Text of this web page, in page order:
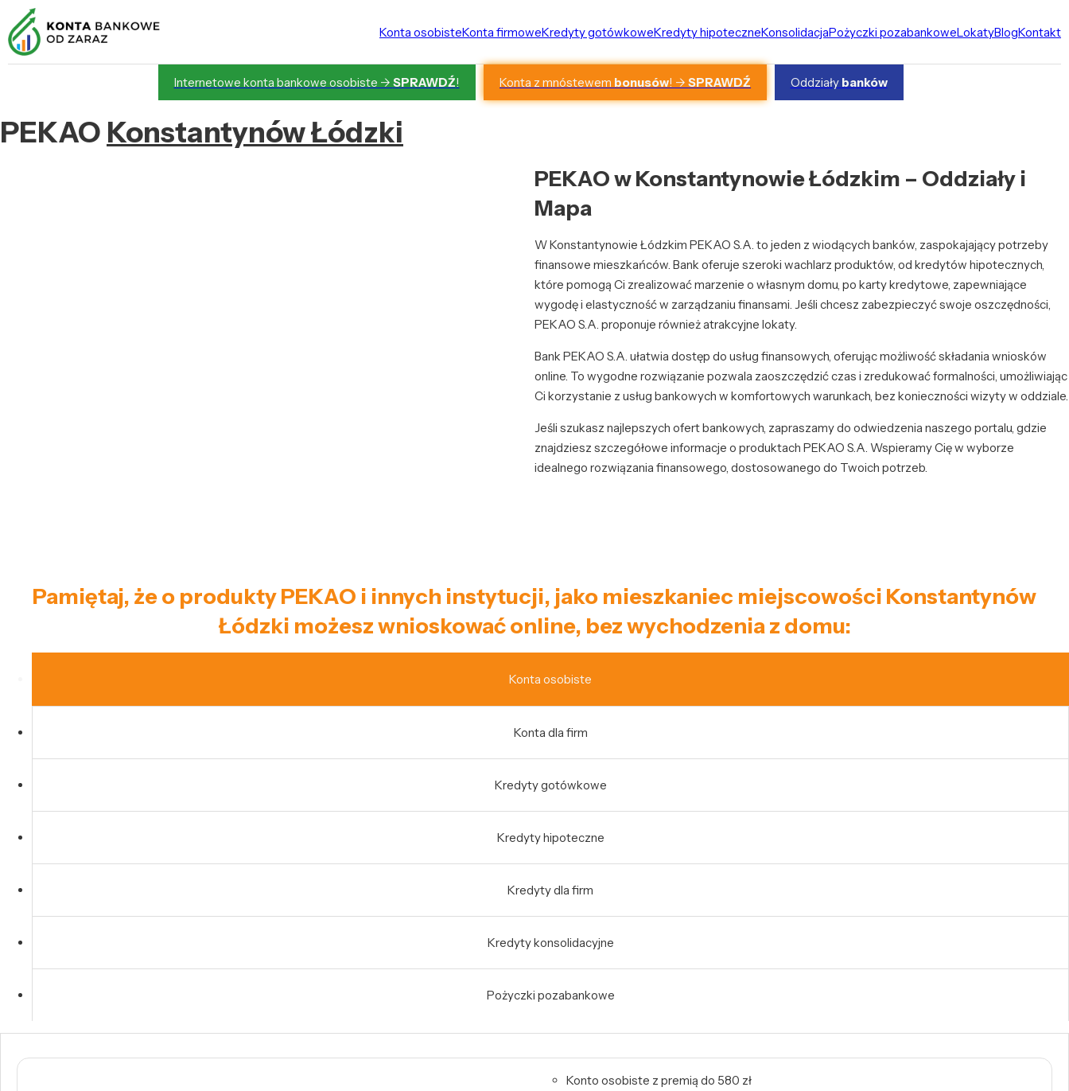
Konta osobisteKonta firmoweKredyty gotówkoweKredyty hipoteczneKonsolidacjaPożyczki pozabankoweLokatyBlogKontakt
Internetowe konta bankowe osobiste -> SPRAWDŹ! Konta z mnóstewem bonusów! ->SPRAWDŹ Oddziały banków
PEKAO Konstantynów Łódzki
PEKAO w Konstantynowie Łódzkim – Oddziały i
Mapa
W Konstantynowie Łódzkim PEKAO S.A. to jeden z wiodących banków, zaspokajający potrzeby
finansowe mieszkańców. Bank oferuje szeroki wachlarz produktów, od kredytów hipotecznych,
które pomogą Ci zrealizować marzenie o własnym domu, po karty kredytowe, zapewniające
wygodę i elastyczność w zarządzaniu finansami. Jeśli chcesz zabezpieczyć swoje oszczędności,
PEKAO S.A. proponuje również atrakcyjne lokaty.
Bank PEKAO S.A. ułatwia dostęp do usług finansowych, oferując możliwość składania wniosków
online. To wygodne rozwiązanie pozwala zaoszczędzić czas i zredukować formalności, umożliwiając
Ci korzystanie z usług bankowych w komfortowych warunkach, bez konieczności wizyty w oddziale.
Jeśli szukasz najlepszych ofert bankowych, zapraszamy do odwiedzenia naszego portalu, gdzie
znajdziesz szczegółowe informacje o produktach PEKAO S.A. Wspieramy Cię w wyborze
idealnego rozwiązania finansowego, dostosowanego do Twoich potrzeb.
Pamiętaj, że o produkty PEKAO i innych instytucji, jako mieszkaniec miejscowości Konstantynów
Łódzki możesz wnioskować online, bez wychodzenia z domu:
Konta osobiste
Konta dla firm
Kredyty gotówkowe
Kredyty hipoteczne
Kredyty dla firm
Kredyty konsolidacyjne
Pożyczki pozabankowe
Konto osobiste z premią do 580 zł